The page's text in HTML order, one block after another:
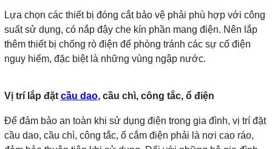
Lựa chọn các thiết bị đóng cắt bảo vệ phải phù hợp với công
suất sử dụng, có nắp đậy che kín phần mang điện. Nên lắp
thêm thiết bị chống rò điện để phòng tránh các sự cố điện
nguy hiểm, đặc biệt là những vùng ngập nước.
Vị trí lắp đặt cầu dao, cầu chì, công tắc, ổ điện
Để đảm bảo an toàn khi sử dụng điện trong gia đình, vị trí đặt
cầu dao, cầu chì, công tắc, ổ cắm điện phải là nơi cao ráo,